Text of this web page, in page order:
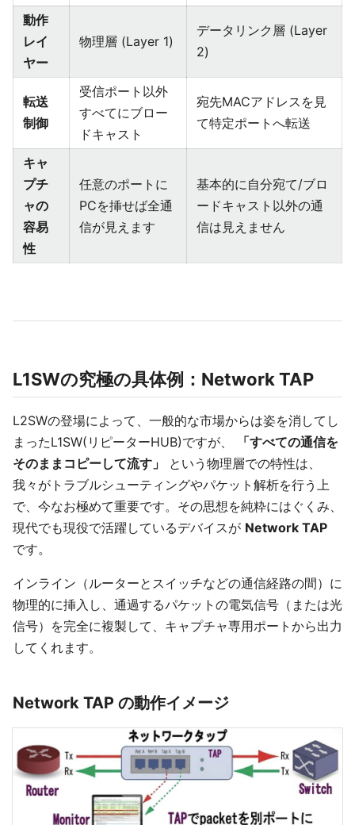
動作
レイ
ヤー
物理層 (Layer 1)
データリンク層 (Layer
2)
転送
制御
受信ポート以外
すべてにブロー
ドキャスト
宛先MACアドレスを見
て特定ポートへ転送
キャ
プチ
ャの
容易
性
任意のポートに
PCを挿せば全通
信が見えます
基本的に自分宛て/ブロ
ードキャスト以外の通
信は見えません
L1SWの究極の具体例：Network TAP
L2SWの登場によって、一般的な市場からは姿を消してし
まったL1SW(リピーターHUB)ですが、
「すべての通信を
そのままコピーして流す」
という物理層での特性は、
我々がトラブルシューティングやパケット解析を行う上
で、今なお極めて重要です。その思想を純粋にはぐくみ、
現代でも現役で活躍しているデバイスが Network TAP
です。
インライン（ルーターとスイッチなどの通信経路の間）に
物理的に挿入し、通過するパケットの電気信号（または光
信号）を完全に複製して、キャプチャ専用ポートから出力
してくれます。
Network TAP の動作イメージ